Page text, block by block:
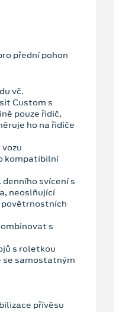
přední pohon
vč.
Custom s
pouze řidič,
ho na řidiče
kompatibilní
svícení s
neoslňující
povětrnostních
s
s roletkou
se samostatným
přívěsu